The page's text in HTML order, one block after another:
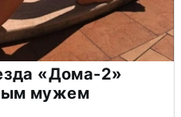
«Дома-2»
мужем